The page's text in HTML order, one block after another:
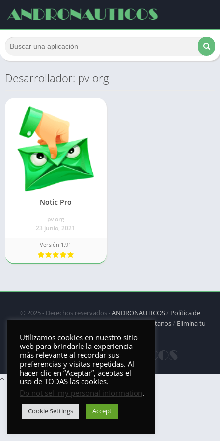
Desarrollador: pv org
Notic Pro
pv org
23 junio, 2021
Versión 1.91
© 2025 - Derechos reservados -ANDRONAUTICOS/ Política de
privacidad/Política de Cookies/DMCA/Contáctanos/ Elimina tu
aplicación
Utilizamos cookies en nuestro sitio
web para brindarle la experiencia
más relevante al recordar sus
preferencias y visitas repetidas. Al
hacer clic en “Aceptar”, aceptas el
uso de TODAS las cookies.
Do not sell my personal information.
Cookie Settings Accept